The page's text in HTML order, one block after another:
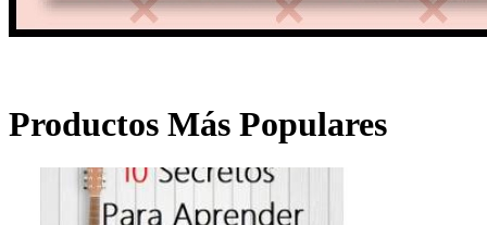
Productos Más Populares